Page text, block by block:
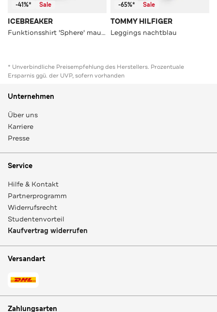
-41%* Sale
ICEBREAKER
Funktionsshirt 'Sphere' mauve
-65%* Sale
TOMMY HILFIGER
Leggings nachtblau
* Unverbindliche Preisempfehlung des Herstellers. Prozentuale
Ersparnis ggü. der UVP, sofern vorhanden
Unternehmen
Über uns
Karriere
Presse
Service
Hilfe & Kontakt
Partnerprogramm
Widerrufsrecht
Studentenvorteil
Kaufvertrag widerrufen
Versandart
Zahlungsarten